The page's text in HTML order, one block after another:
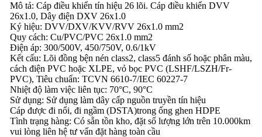
Mô tả: Cáp điều khiển tín hiệu 26 lõi. Cáp điều khiển DVV
26x1.0, Dây điện DXV 26x1.0
Ký hiệu: DVV/DXV/KVV/RVV 26x1.0 mm2
Quy cách: Cu/PVC/PVC 26x1.0 mm2
Điện áp: 300/500V, 450/750V, 0.6/1kV
Kết cấu: Lõi đồng bện nén class2, class5 đánh số hoặc phân màu,
cách điện PVC hoặc XLPE, vỏ bọc PVC (LSHF/LSZH/Fr-
PVC), Tiêu chuẩn: TCVN 6610-7/IEC 60227-7
Nhiệt độ làm việc liên tục: 70°C, 90°C
Sử dụng: Sử dụng làm dây cấp nguồn truyền tín hiệu
Cáp được đi nổi, đi ngầm (DSTA)trong ống ghen HDPE
Tình trạng hàng: Có sẵn tồn kho, đặt số lượng lớn trên 10.000km
vui lòng liên hệ tư vấn đặt hàng toàn cầu